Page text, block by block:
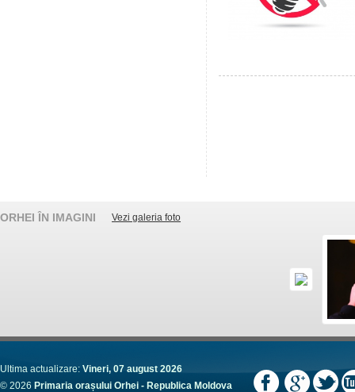
ORHEI ÎN IMAGINI Vezi galeria foto
Ultima actualizare: Vineri, 07 august 2026
© 2026 Primaria orașului Orhei - Republica Moldova